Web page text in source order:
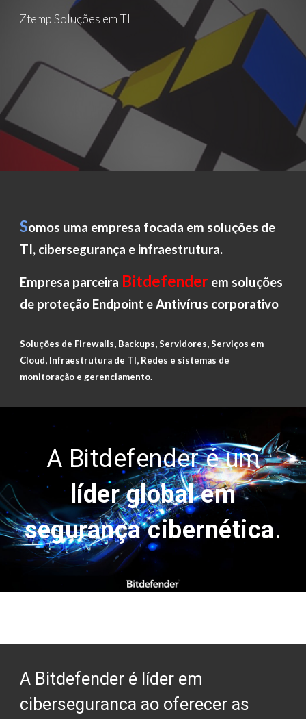
Skip to main content Skip to navigation
Ztemp Soluções em TI
Somos uma empresa focada em soluções de
TI, cibersegurança e infraestrutura.
Empresa parceira Bitdefender em soluções
de proteção Endpoint e Antivírus corporativo
Soluções de Firewalls, Backups, Servidores, Serviços em
Cloud, Infraestrutura de TI, Redes e sistemas de
monitoração e gerenciamento.
A Bitdefender é um
líder global em
segurança cibernética.
A Bitdefender é líder em
ciberseguranca ao oferecer as